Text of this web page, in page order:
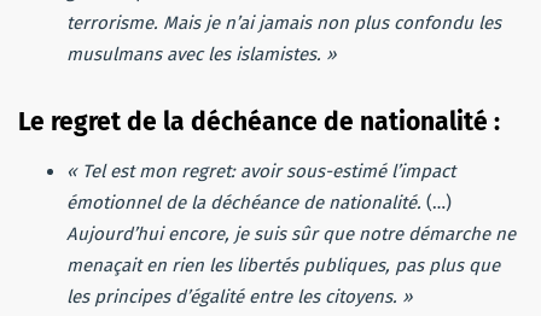
terrorisme. Mais je n’ai jamais non plus confondu les
musulmans avec les islamistes. »
Le regret de la déchéance de nationalité :
« Tel est mon regret: avoir sous-estimé l’impact
émotionnel de la déchéance de nationalité. (…)
Aujourd’hui encore, je suis sûr que notre démarche ne
menaçait en rien les libertés publiques, pas plus que
les principes d’égalité entre les citoyens. »